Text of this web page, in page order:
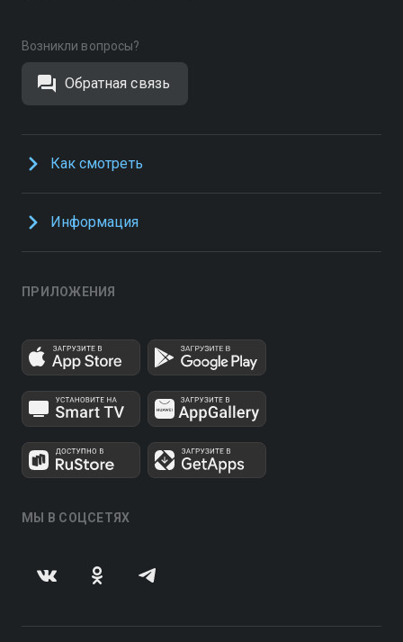
Возникли вопросы?
Обратная связь
Как смотреть
Информация
ПРИЛОЖЕНИЯ
МЫ В СОЦСЕТЯХ